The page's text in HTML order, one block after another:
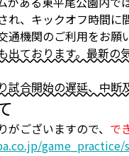
れ、キックオフ時間
機関のご利用をお願
出ております。最新
合開始の遅延、中断
ございますので、 で
game_practice/